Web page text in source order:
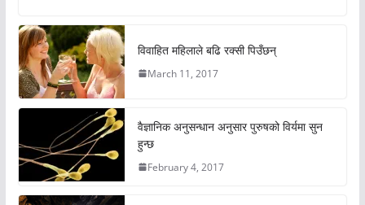
विवाहित महिलाले बढि रक्सी पिउँछन्
March 11, 2017
वैज्ञानिक अनुसन्धान अनुसार पुरुषको विर्यमा सुन
हुन्छ
February 4, 2017